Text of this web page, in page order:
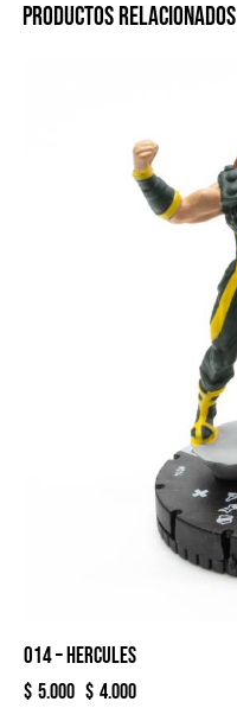
PRODUCTOS RELACIONADOS
014 – HERCULES
$ 5.000 $ 4.000